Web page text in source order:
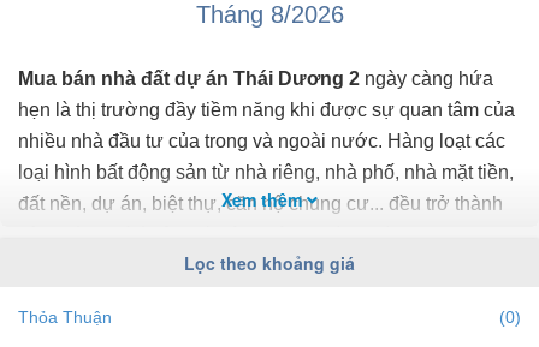
Tháng 8/2026
Mua bán nhà đất dự án Thái Dương 2 ngày càng hứa
hẹn là thị trường đầy tiềm năng khi được sự quan tâm của
nhiều nhà đầu tư của trong và ngoài nước. Hàng loạt các
loại hình bất động sản từ nhà riêng, nhà phố, nhà mặt tiền,
đất nền, dự án, biệt thự, căn hộ chung cư... đều trở thành
Dương 2chính xác nhất, mới nhất hãy truy cập vào
Xem thêm
Lọc theo khoảng giá
Thỏa Thuận
(0)